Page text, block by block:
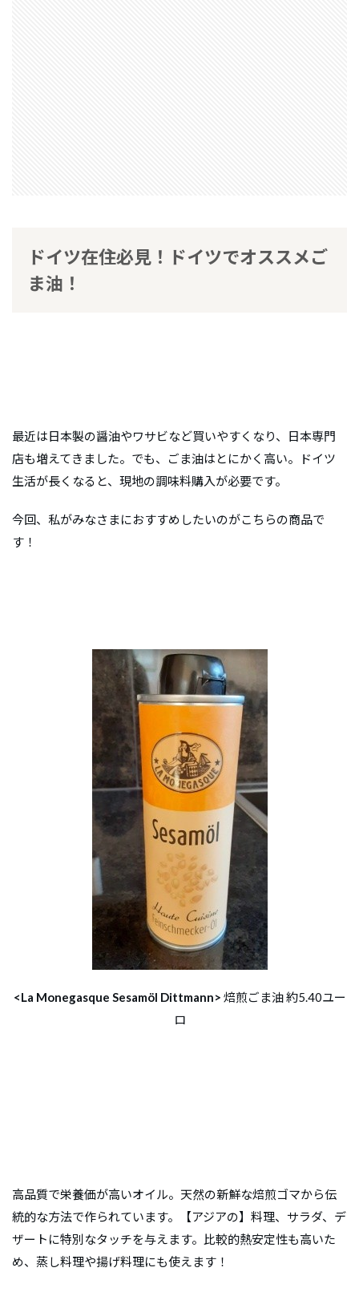
ドイツ在住必見！ドイツでオススメご
ま油！
最近は日本製の醤油やワサビなど買いやすくなり、日本専門
店も増えてきました。でも、ごま油はとにかく高い。ドイツ
生活が長くなると、現地の調味料購入が必要です。
今回、私がみなさまにおすすめしたいのがこちらの商品で
す！
<La Monegasque Sesamöl Dittmann> 焙煎ごま油 約5.40ユー
ロ
高品質で栄養価が高いオイル。天然の新鮮な焙煎ゴマから伝
統的な方法で作られています。【アジアの】料理、サラダ、デ
ザートに特別なタッチを与えます。比較的熱安定性も高いた
め、蒸し料理や揚げ料理にも使えます！